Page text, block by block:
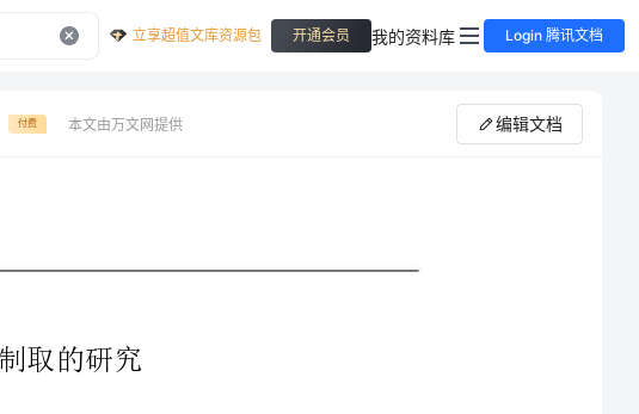
立享超值文库资源包 开通会员 我的资料库 Login 腾讯文档
付费 本文由万文网提供 编辑文档